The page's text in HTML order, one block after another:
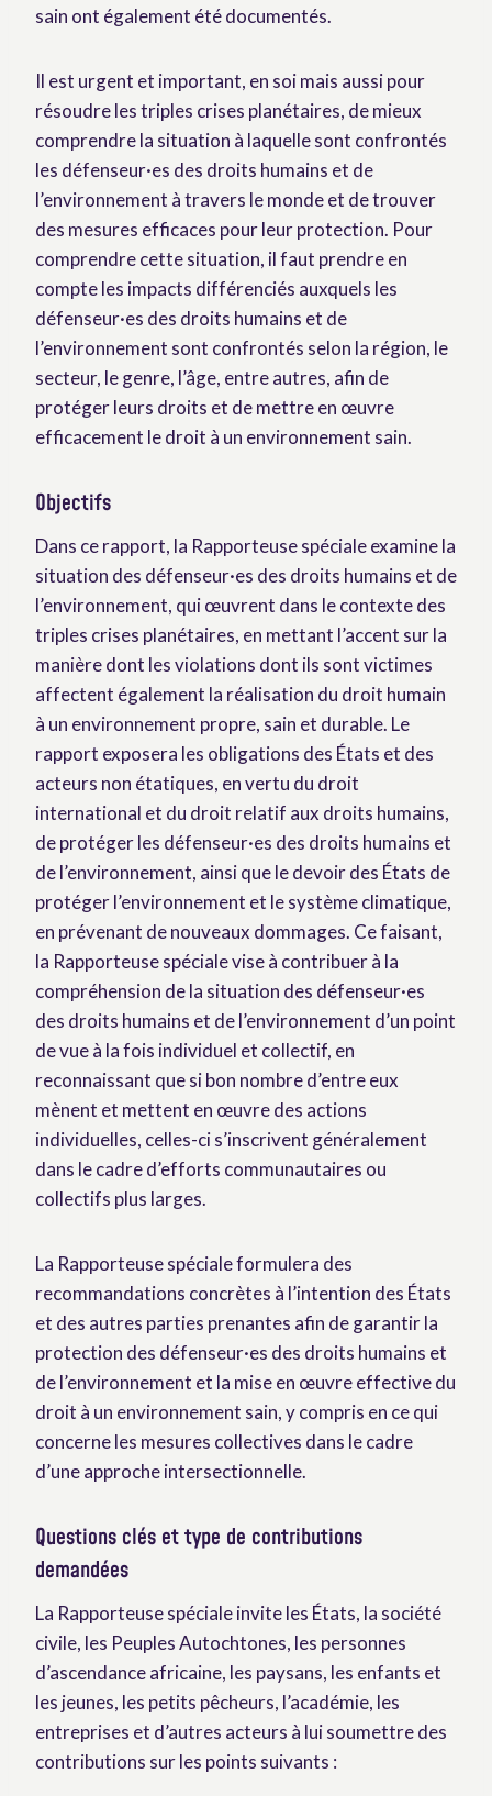
sain ont également été documentés.
Il est urgent et important, en soi mais aussi pour
résoudre les triples crises planétaires, de mieux
comprendre la situation à laquelle sont confrontés
les défenseur·es des droits humains et de
l’environnement à travers le monde et de trouver
des mesures efficaces pour leur protection. Pour
comprendre cette situation, il faut prendre en
compte les impacts différenciés auxquels les
défenseur·es des droits humains et de
l’environnement sont confrontés selon la région, le
secteur, le genre, l’âge, entre autres, afin de
protéger leurs droits et de mettre en œuvre
efficacement le droit à un environnement sain.
Objectifs
Dans ce rapport, la Rapporteuse spéciale examine la
situation des défenseur·es des droits humains et de
l’environnement, qui œuvrent dans le contexte des
triples crises planétaires, en mettant l’accent sur la
manière dont les violations dont ils sont victimes
affectent également la réalisation du droit humain
à un environnement propre, sain et durable. Le
rapport exposera les obligations des États et des
acteurs non étatiques, en vertu du droit
international et du droit relatif aux droits humains,
de protéger les défenseur·es des droits humains et
de l’environnement, ainsi que le devoir des États de
protéger l’environnement et le système climatique,
en prévenant de nouveaux dommages. Ce faisant,
la Rapporteuse spéciale vise à contribuer à la
compréhension de la situation des défenseur·es
des droits humains et de l’environnement d’un point
de vue à la fois individuel et collectif, en
reconnaissant que si bon nombre d’entre eux
mènent et mettent en œuvre des actions
individuelles, celles-ci s’inscrivent généralement
dans le cadre d’efforts communautaires ou
collectifs plus larges.
La Rapporteuse spéciale formulera des
recommandations concrètes à l’intention des États
et des autres parties prenantes afin de garantir la
protection des défenseur·es des droits humains et
de l’environnement et la mise en œuvre effective du
droit à un environnement sain, y compris en ce qui
concerne les mesures collectives dans le cadre
d’une approche intersectionnelle.
Questions clés et type de contributions
demandées
La Rapporteuse spéciale invite les États, la société
civile, les Peuples Autochtones, les personnes
d’ascendance africaine, les paysans, les enfants et
les jeunes, les petits pêcheurs, l’académie, les
entreprises et d’autres acteurs à lui soumettre des
contributions sur les points suivants :